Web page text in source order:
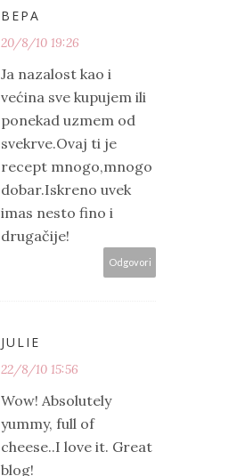
ВЕРА
20/8/10 19:26
Ja nazalost kao i
većina sve kupujem ili
ponekad uzmem od
svekrve.Ovaj ti je
recept mnogo,mnogo
dobar.Iskreno uvek
imas nesto fino i
drugačije!
Odgovori
JULIE
22/8/10 15:56
Wow! Absolutely
yummy, full of
cheese..I love it. Great
blog!